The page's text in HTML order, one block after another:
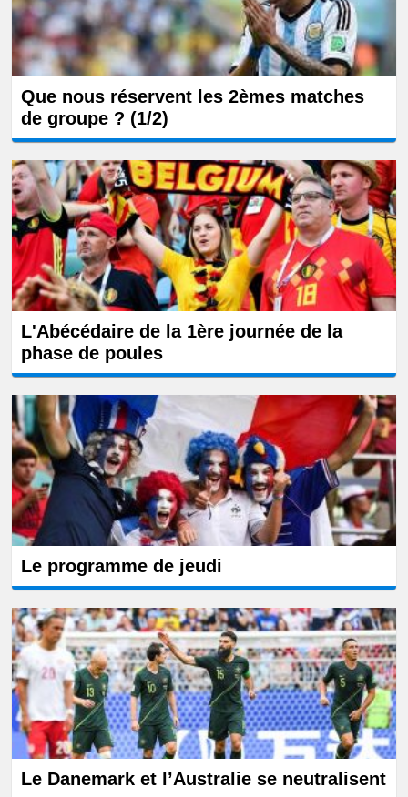
Que nous réservent les 2èmes matches
de groupe ? (1/2)
L'Abécédaire de la 1ère journée de la
phase de poules
Le programme de jeudi
Le Danemark et l’Australie se neutralisent